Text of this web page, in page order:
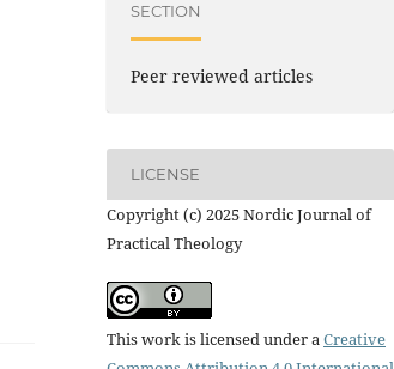
SECTION
Peer reviewed articles
LICENSE
Copyright (c) 2025 Nordic Journal of
Practical Theology
This work is licensed under a Creative